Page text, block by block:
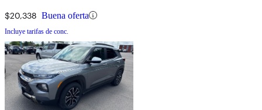
$20,338 Buena oferta
Incluye tarifas de conc.